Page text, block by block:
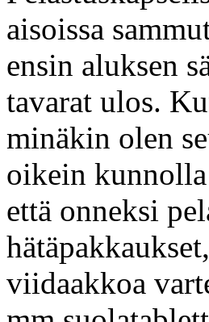
aisoissa
ensin aluksen
tavarat ulos.
minäkin olen
oikein kunnolla
että onneksi
viidaakkoa